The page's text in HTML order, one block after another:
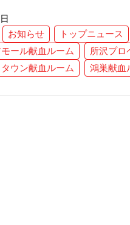
お知らせ トップニュース
ール献血ルーム
所沢プロ
ウン献血ルーム
鴻巣献血